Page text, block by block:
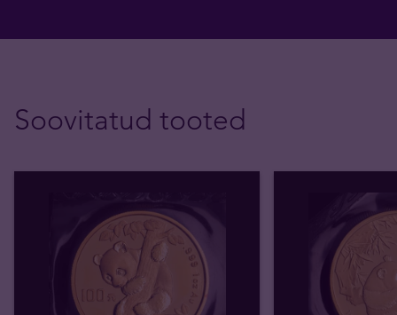
Soovitatud tooted